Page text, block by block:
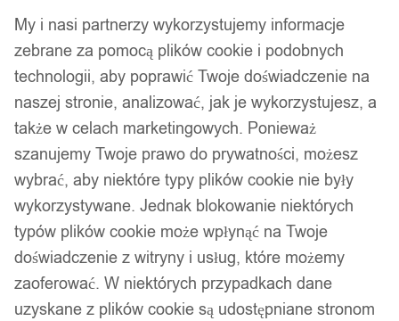
Wyszukiwarka
produktów
Hej, zaloguj się! Ulubione 0,00zł
Akcesoria wędkarskie
Psy i koty
Kuchnia
Łazienka
Dekoracje i ozdoby
Drukarki do etykiet
Strona główna/ Atrybut produktu: Zasilanie / Zawiera baterie
My i nasi partnerzy wykorzystujemy informacje
zebrane za pomocą plików cookie i podobnych
technologii, aby poprawić Twoje doświadczenie na
naszej stronie, analizować, jak je wykorzystujesz, a
także w celach marketingowych. Ponieważ
szanujemy Twoje prawo do prywatności, możesz
wybrać, aby niektóre typy plików cookie nie były
wykorzystywane. Jednak blokowanie niektórych
typów plików cookie może wpłynąć na Twoje
doświadczenie z witryny i usług, które możemy
zaoferować. W niektórych przypadkach dane
uzyskane z plików cookie są udostępniane stronom